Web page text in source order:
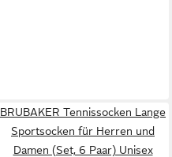
BRUBAKER Tennissocken Lange
Sportsocken für Herren und
Damen (Set, 6 Paar) Unisex